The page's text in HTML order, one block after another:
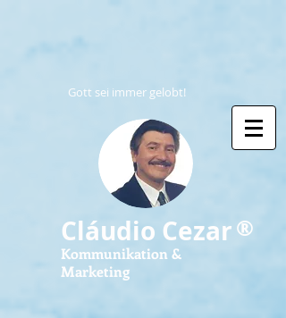
®
Cláudio Cezar
Kommunikation &
Marketing
Gott sei immer gelobt!